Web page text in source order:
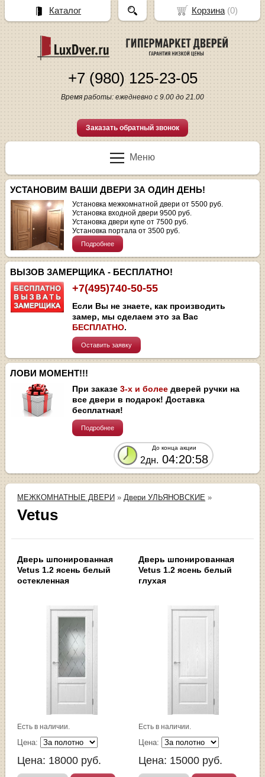
+7 (980) 125-23-05
Время работы: ежедневно с 9.00 до 21.00
Заказать обратный звонок
Меню
УСТАНОВИМ ВАШИ ДВЕРИ ЗА ОДИН ДЕНЬ!
Установка межкомнатной двери от 5500 руб.
Установка входной двери 9500 руб.
Установка двери купе от 7500 руб.
Установка портала от 3500 руб.
Подробнее
ВЫЗОВ ЗАМЕРЩИКА - БЕСПЛАТНО!
+7(495)740-50-55
Если Вы не знаете, как производить
замер, мы сделаем это за Вас
БЕСПЛАТНО.
Оставить заявку
ЛОВИ МОМЕНТ!!!
При заказе3-х и более дверей ручки на
все двери в подарок! Доставка
бесплатная!
Подробнее
До конца акции
2дн. 04:20:58
МЕЖКОМНАТНЫЕ ДВЕРИ » Двери УЛЬЯНОВСКИЕ »
Vetus
Дверь шпонированная
Vetus 1.2 ясень белый
остекленная
Есть в наличии.
Цена:
Цена: 18000 руб.
Дверь шпонированная
Vetus 1.2 ясень белый
глухая
Есть в наличии.
Цена:
Цена: 15000 руб.
Корзина(0)
Каталог